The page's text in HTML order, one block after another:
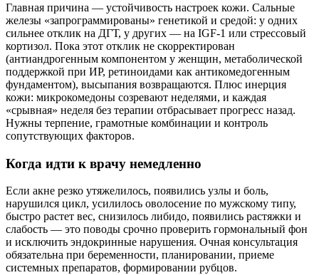
Главная причина — устойчивость настроек кожи. Сальные
железы «запрограммированы» генетикой и средой: у одних
сильнее отклик на ДГТ, у других — на IGF‑1 или стрессовый
кортизол. Пока этот отклик не скорректирован
(антиандрогенным компонентом у женщин, метаболической
поддержкой при ИР, ретиноидами как антикомедогенным
фундаментом), высыпания возвращаются. Плюс инерция
кожи: микрокомедоны созревают неделями, и каждая
«срывная» неделя без терапии отбрасывает прогресс назад.
Нужны терпение, грамотные комбинации и контроль
сопутствующих факторов.
Когда идти к врачу немедленно
Если акне резко утяжелилось, появились узлы и боль,
нарушился цикл, усилилось оволосение по мужскому типу,
быстро растет вес, снизилось либидо, появились растяжки и
слабость — это поводы срочно проверить гормональный фон
и исключить эндокринные нарушения. Очная консультация
обязательна при беременности, планировании, приеме
системных препаратов, формировании рубцов.